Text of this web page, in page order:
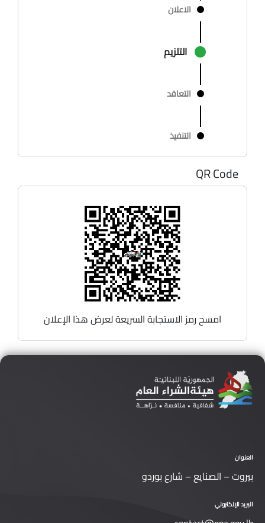
الاعلان
التلزيم
التعاقد
التنفيذ
QR Code
امسح رمز الاستجابة السريعة لعرض هذا الإعلان
العنوان
بيروت – الصنايع – شارع بوردو
البريد الإلكتروني